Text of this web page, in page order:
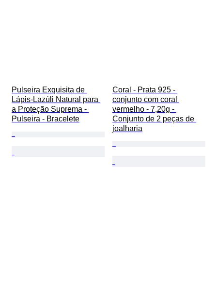
Pulseira Exquisita de
Lápis-Lazúli Natural para
a Proteção Suprema -
Pulseira - Bracelete
Coral - Prata 925 -
conjunto com coral
vermelho - 7,20g -
Conjunto de 2 peças de
joalharia